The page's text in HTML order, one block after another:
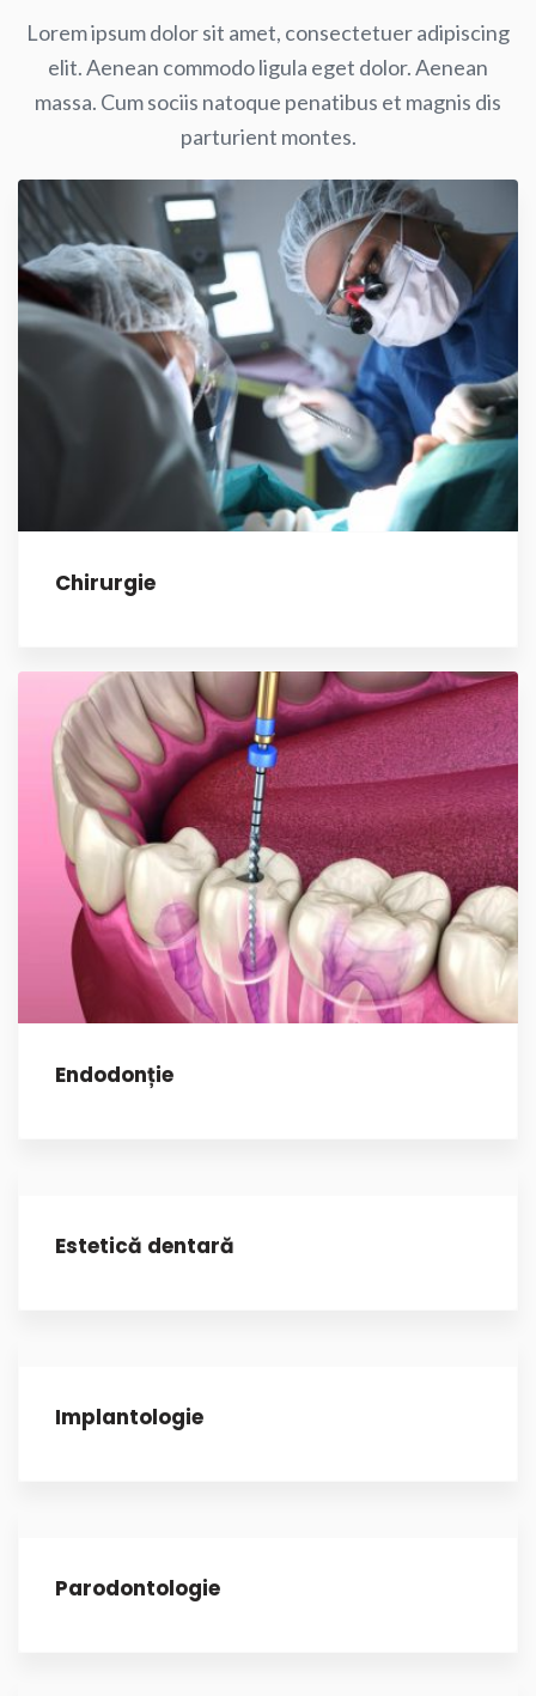
Lorem ipsum dolor sit amet, consectetuer adipiscing
elit. Aenean commodo ligula eget dolor. Aenean
massa. Cum sociis natoque penatibus et magnis dis
parturient montes.
Chirurgie
Endodonție
Estetică dentară
Implantologie
Parodontologie